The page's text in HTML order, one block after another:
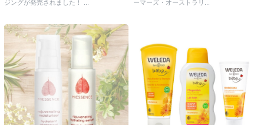
ジングが発売されました！ ...
ーマーズ・オーストラリ...